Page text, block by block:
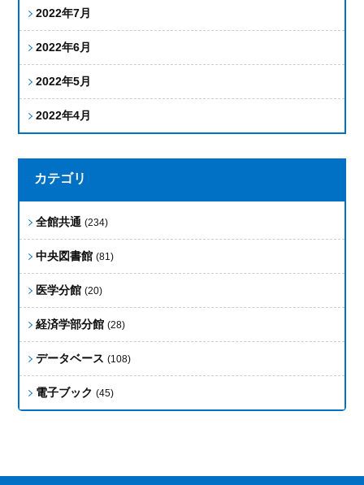
2022年7月
2022年6月
2022年5月
2022年4月
カテゴリ
全館共通(234)
中央図書館(81)
医学分館(20)
経済学部分館(28)
データベース(108)
電子ブック(45)